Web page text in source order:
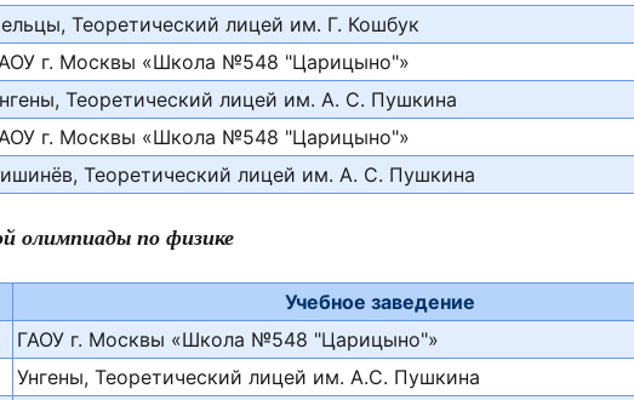
Теоретический лицей им. Г. Кошбук
г. Москвы «Школа №548 "Царицыно"»
Теоретический лицей им. А. С. Пушкина
г. Москвы «Школа №548 "Царицыно"»
Теоретический лицей им. А. С. Пушкина
олимпиады по физике
Учебное заведение
ГАОУ г. Москвы «Школа №548 "Царицыно"»
Унгены, Теоретический лицей им. А.С. Пушкина